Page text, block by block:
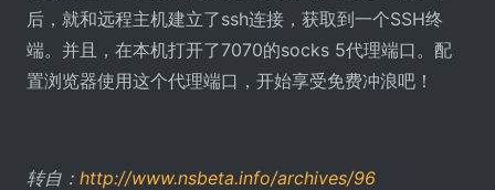
后，就和远程主机建立了ssh连接，获取到一个SSH终
端。并且，在本机打开了7070的socks 5代理端口。配
置浏览器使用这个代理端口，开始享受免费冲浪吧！
转自： http://www.nsbeta.info/archives/96